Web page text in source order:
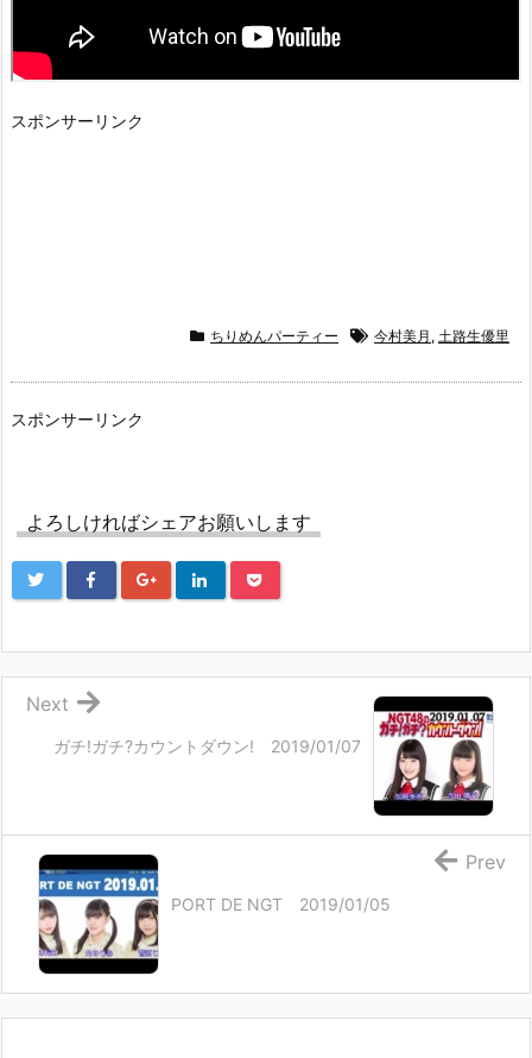
スポンサーリンク
ちりめんパーティー 今村美月 , 土路生優里
スポンサーリンク
よろしければシェアお願いします
ガチ!ガチ?カウントダウン! 2019/01/07
Next
PORT DE NGT 2019/01/05
Prev